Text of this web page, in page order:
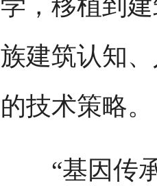
族建筑认知
的技术策略。
“基因传承